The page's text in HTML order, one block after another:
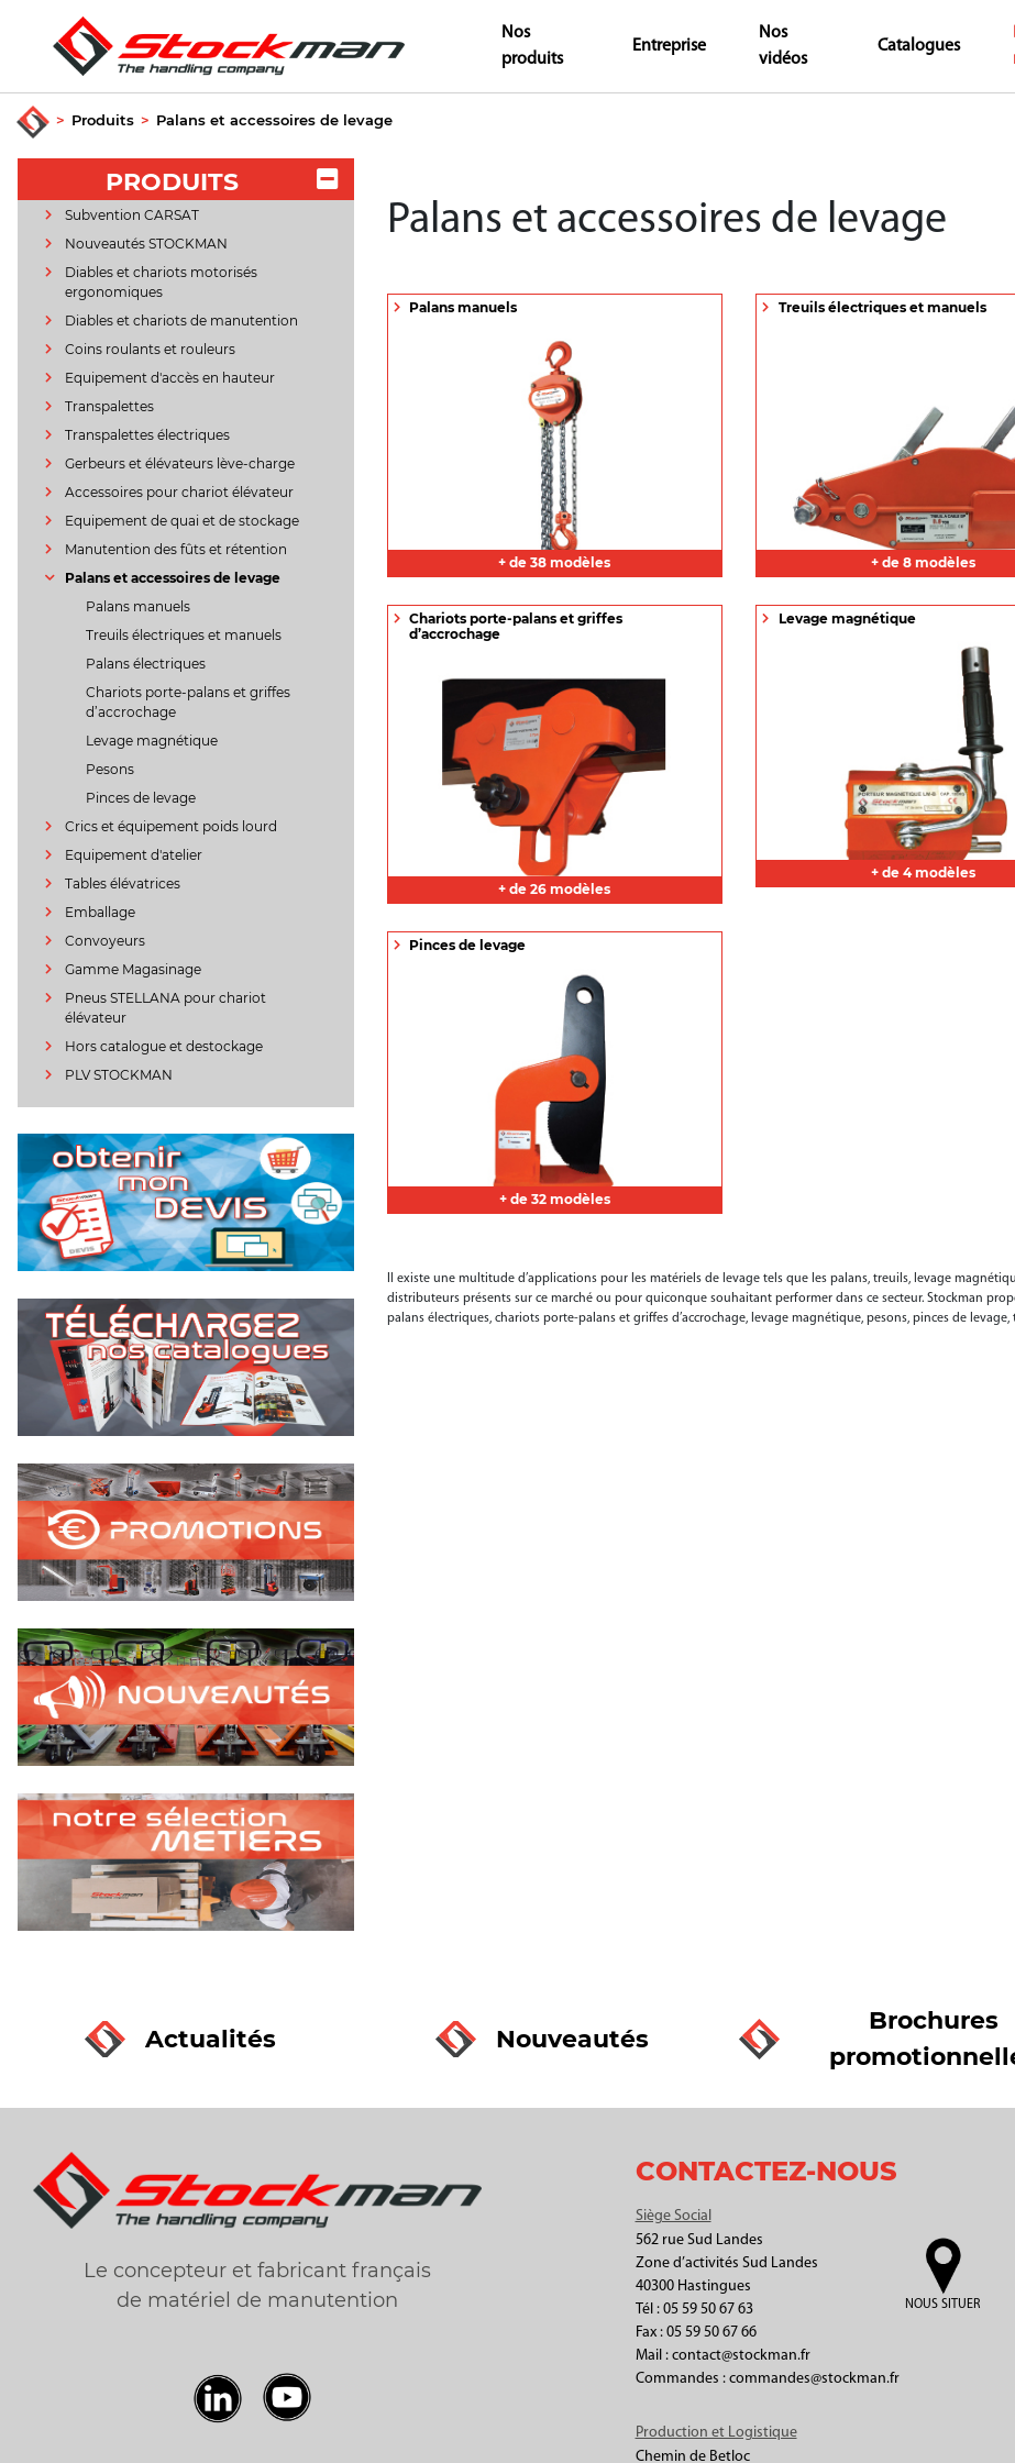
Nos
produits
Entreprise
Nos
vidéos
Catalogues
> Produits > Palans et accessoires de levage
PRODUITS
Subvention CARSAT
Nouveautés STOCKMAN
Diables et chariots motorisés
ergonomiques
Diables et chariots de manutention
Coins roulants et rouleurs
Equipement d'accès en hauteur
Transpalettes
Transpalettes électriques
Gerbeurs et élévateurs lève-charge
Accessoires pour chariot élévateur
Equipement de quai et de stockage
Manutention des fûts et rétention
Palans et accessoires de levage
Palans manuels
Treuils électriques et manuels
Palans électriques
Chariots porte-palans et griffes
d’accrochage
Levage magnétique
Pesons
Pinces de levage
Crics et équipement poids lourd
Equipement d'atelier
Tables élévatrices
Emballage
Convoyeurs
Gamme Magasinage
Pneus STELLANA pour chariot
élévateur
Hors catalogue et destockage
PLV STOCKMAN
Palans et accessoires de levage
Palans manuels
+ de 38 modèles
Treuils électriques et manuels
+ de 8 modèles
Chariots porte-palans et griffes
d’accrochage
+ de 26 modèles
Levage magnétique
+ de 4 modèles
Pinces de levage
+ de 32 modèles
Il existe une multitude d’applications pour les matériels de levage tels que les palans, treuils, levage
distributeurs présents sur ce marché ou pour quiconque souhaitant performer dans ce secteur. Stockman
palans électriques, chariots porte-palans et griffes d’accrochage, levage magnétique, pesons, pinces de levage,
Actualités Nouveautés
Brochures
Le concepteur et fabricant français
de matériel de manutention
CONTACTEZ-NOUS
Siège Social
562 rue Sud Landes
Zone d’activités Sud Landes
40300 Hastingues
Tél : 05 59 50 67 63
Fax : 05 59 50 67 66
Mail : contact@stockman.fr
Commandes : commandes@stockman.fr
NOUS SITUER
Production et Logistique
Chemin de Betloc